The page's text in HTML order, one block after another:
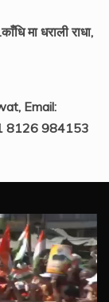
मा धराली राधा,
Email:
8126 984153